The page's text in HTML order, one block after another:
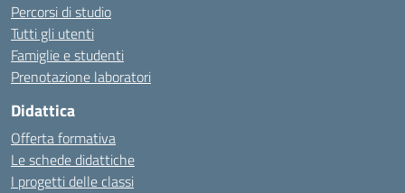
Percorsi di studio
Tutti gli utenti
Famiglie e studenti
Prenotazione laboratori
Didattica
Offerta formativa
Le schede didattiche
I progetti delle classi